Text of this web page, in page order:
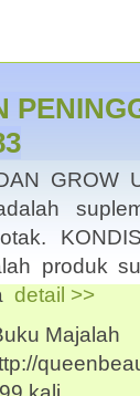
GROW
produk
detail >>
Majalah